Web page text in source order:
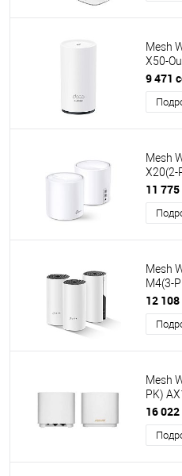
Mesh
X50-
9 471
Mesh
X20(2-
11
Mesh
M4(3-
12
Mesh
PK)
1Gb/s,
16